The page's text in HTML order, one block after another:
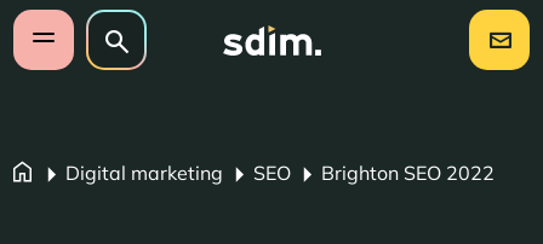
Navigatie overslaan
Open mobiel menu
Zoeken op website
Zoeken
Digital marketing SEO Brighton SEO 2022